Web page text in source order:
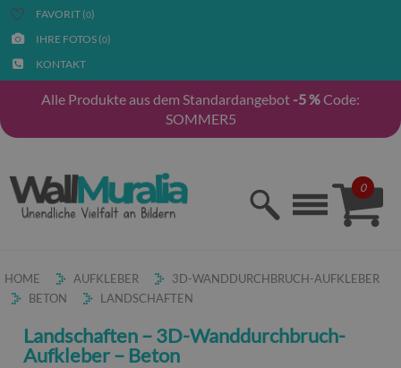
FAVORIT (0)
IHRE FOTOS (0)
KONTAKT
Alle Produkte aus dem Standardangebot -5 %Code:
SOMMER5
0
HOME AUFKLEBER
3D-WANDDURCHBRUCH-AUFKLEBER
BETON
LANDSCHAFTEN
Landschaften – 3D-Wanddurchbruch-
Aufkleber – Beton